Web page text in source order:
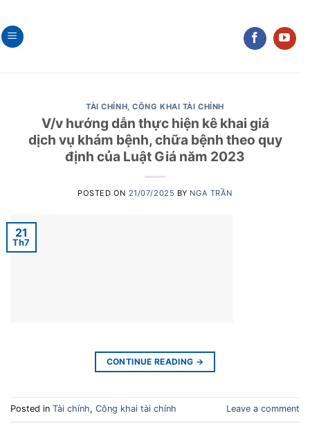
to
content
TÀI CHÍNH,CÔNG KHAI TÀI CHÍNH
V/v hướng dẫn thực hiện kê khai giá
dịch vụ khám bệnh, chữa bệnh theo quy
định của Luật Giá năm 2023
POSTED ON 21/07/2025 BY NGA TRẦN
21
Th7
CONTINUE READING →
Posted in Tài chính, Công khai tài chính Leave a comment